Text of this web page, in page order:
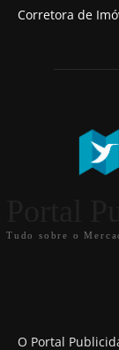
Corretora de
Tudo sobre o
O Portal